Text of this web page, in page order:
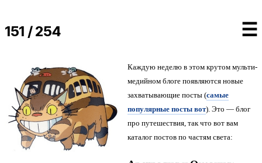
151 / 254 ☰
Каждую неделю в этом крутом мульти­
медий­ном блоге появляются новые
зах­ва­ты­ваю­щие посты (самые
популярные посты вот). Это — блог
про путешествия, так что вот вам
каталог постов по частям света: